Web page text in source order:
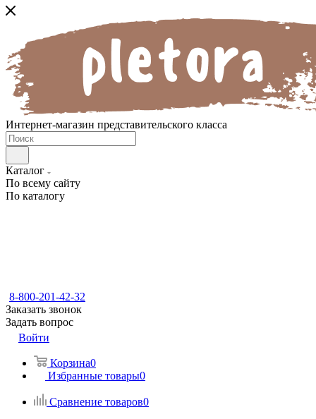
Интернет-магазин представительского класса
Каталог
По всему сайту
По каталогу
8-800-201-42-32
Заказать звонок
Задать вопрос
Войти
Корзина0
Избранные товары0
Сравнение товаров0